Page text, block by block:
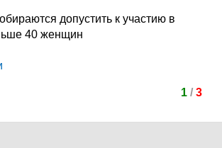
допустить к участию в
40 женщин
1/ 3